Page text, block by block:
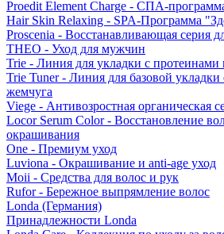
Proedit Element Charge - СПА-
Hair Skin Relaxing - SPA-Программа
Proscenia - Восстанавливающая серия
THEO - Уход для мужчин
Trie - Линия для укладки с
Trie Tuner - Линия для базовой
жемчуга
Viege - Антивозростная органическая
Locor Serum Color - Восстановление
окрашивания
One - Премиум уход
Luviona - Окрашивание и anti-age уход
Moii - Средства для волос и рук
Rufor - Бережное выпрямление волос
Londa (Германия)
Принадлежности Londa